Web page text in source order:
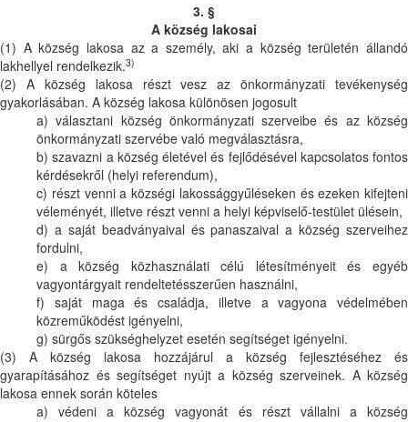
3. §
A község lakosai
(1) A község lakosa az a személy, aki a község területén állandó
lakhellyel rendelkezik.3)
(2) A község lakosa részt vesz az önkormányzati tevékenység
gyakorlásában. A község lakosa különösen jogosult
a) választani község önkormányzati szerveibe és az község
önkormányzati szervébe való megválasztásra,
b) szavazni a község életével és fejlődésével kapcsolatos fontos
kérdésekről (helyi referendum),
c) részt venni a községi lakossággyűléseken és ezeken kifejteni
véleményét, illetve részt venni a helyi képviselő-testület ülésein,
d) a saját beadványaival és panaszaival a község szerveihez
fordulni,
e) a község közhasználati célú létesítményeit és egyéb
vagyontárgyait rendeltetésszerűen használni,
f) saját maga és családja, illetve a vagyona védelmében
közreműködést igényelni,
g) sürgős szükséghelyzet esetén segítséget igényelni.
(3) A község lakosa hozzájárul a község fejlesztéséhez és
gyarapításához és segítséget nyújt a község szerveinek. A község
lakosa ennek során köteles
a) védeni a község vagyonát és részt vállalni a község